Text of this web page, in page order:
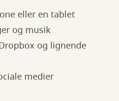
eller en tablet
og musik
og lignende
medier